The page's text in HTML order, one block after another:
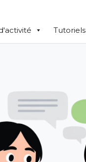
Tutoriels